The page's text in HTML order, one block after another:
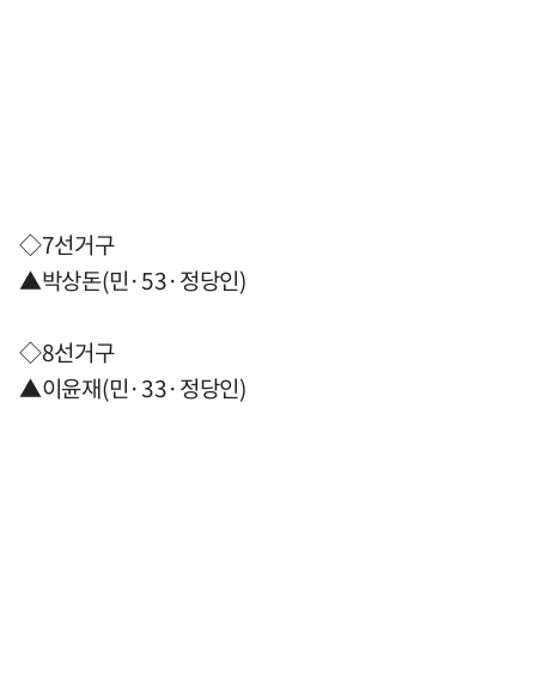
◇7선거구
▲박상돈(민·53·정당인)
◇8선거구
▲이윤재(민·33·정당인)